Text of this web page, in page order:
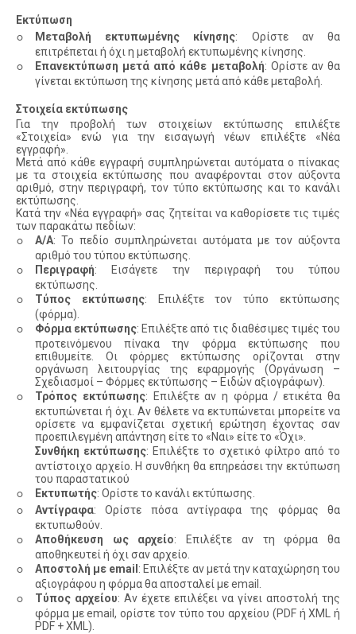
Εκτύπωση
◦ Μεταβολή εκτυπωμένης κίνησης: Ορίστε αν θα
επιτρέπεται ή όχι η μεταβολή εκτυπωμένης κίνησης.
◦ Επανεκτύπωση μετά από κάθε μεταβολή: Ορίστε αν θα
γίνεται εκτύπωση της κίνησης μετά από κάθε μεταβολή.
Στοιχεία εκτύπωσης
Για την προβολή των στοιχείων εκτύπωσης επιλέξτε
«Στοιχεία» ενώ για την εισαγωγή νέων επιλέξτε «Νέα
εγγραφή».
Μετά από κάθε εγγραφή συμπληρώνεται αυτόματα ο πίνακας
με τα στοιχεία εκτύπωσης που αναφέρονται στον αύξοντα
αριθμό, στην περιγραφή, τον τύπο εκτύπωσης και το κανάλι
εκτύπωσης.
Κατά την «Νέα εγγραφή» σας ζητείται να καθορίσετε τις τιμές
των παρακάτω πεδίων:
◦ Α/Α: Το πεδίο συμπληρώνεται αυτόματα με τον αύξοντα
αριθμό του τύπου εκτύπωσης.
◦ Περιγραφή: Εισάγετε την περιγραφή του τύπου
εκτύπωσης.
◦ Τύπος εκτύπωσης: Επιλέξτε τον τύπο εκτύπωσης
(φόρμα).
◦ Φόρμα εκτύπωσης: Επιλέξτε από τις διαθέσιμες τιμές του
προτεινόμενου πίνακα την φόρμα εκτύπωσης που
επιθυμείτε. Οι φόρμες εκτύπωσης ορίζονται στην
οργάνωση λειτουργίας της εφαρμογής (Οργάνωση –
Σχεδιασμοί – Φόρμες εκτύπωσης – Ειδών αξιογράφων).
◦ Τρόπος εκτύπωσης: Επιλέξτε αν η φόρμα / ετικέτα θα
εκτυπώνεται ή όχι. Αν θέλετε να εκτυπώνεται μπορείτε να
ορίσετε να εμφανίζεται σχετική ερώτηση έχοντας σαν
προεπιλεγμένη απάντηση είτε το «Ναι» είτε το «Όχι».
Συνθήκη εκτύπωσης: Επιλέξτε το σχετικό φίλτρο από το
αντίστοιχο αρχείο. Η συνθήκη θα επηρεάσει την εκτύπωση
του παραστατικού
◦ Εκτυπωτής: Ορίστε το κανάλι εκτύπωσης.
◦ Αντίγραφα: Ορίστε πόσα αντίγραφα της φόρμας θα
εκτυπωθούν.
◦ Αποθήκευση ως αρχείο: Επιλέξτε αν τη φόρμα θα
αποθηκευτεί ή όχι σαν αρχείο.
◦ Αποστολή με email : Επιλέξτε αν μετά την καταχώρηση του
αξιογράφου η φόρμα θα αποσταλεί με email.
◦ Τύπος αρχείου: Αν έχετε επιλέξει να γίνει αποστολή της
φόρμα με email, ορίστε τον τύπο του αρχείου (PDF ή XML ή
PDF + XML).